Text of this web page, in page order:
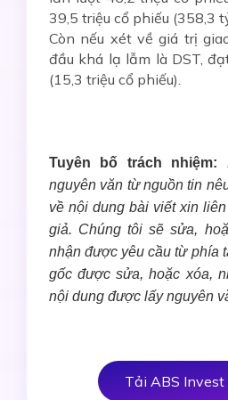
39,5 triệu cổ phiếu (358,3
Còn nếu xét về giá trị
đầu khá lạ lẫm là DST,
(15,3 triệu cổ phiếu).
Tuyên bố trách nhiệm:
nguyên văn từ nguồn tin
về nội dung bài viết xin
giả. Chúng tôi sẽ sửa,
nhận được yêu cầu từ phía
gốc được sửa, hoặc xóa,
nội dung được lấy nguyên
Tải ABS